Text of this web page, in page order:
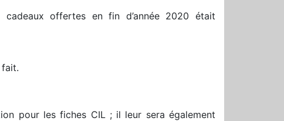
offertes en fin d’année 2020 était
pour les fiches CIL ; il leur sera également